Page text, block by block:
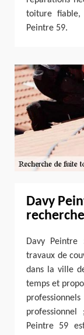
toiture fiable,
Peintre 59.
Davy
Davy Peintre
travaux de
dans la ville
temps et
Peintre 59